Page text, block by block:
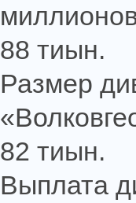
88 тиын.
Размер
82 тиын.
Выплата